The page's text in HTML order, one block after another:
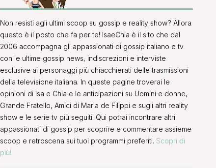
Non resisti agli ultimi scoop su gossip e reality show? Allora
questo è il posto che fa per te! IsaeChia è il sito che dal
2006 accompagna gli appassionati di gossip italiano e tv
con le ultime gossip news, indiscrezioni e interviste
esclusive ai personaggi più chiacchierati delle trasmissioni
della televisione italiana. In queste pagine troverai le
opinioni di Isa e Chia e le anticipazioni su Uomini e donne,
Grande Fratello, Amici di Maria de Filippi e sugli altri reality
show e le serie tv più seguiti. Qui potrai incontrare altri
appassionati di gossip per scoprire e commentare assieme
scoop e retroscena sui tuoi programmi preferiti. Scopri di
più!